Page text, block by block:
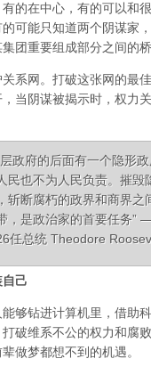
的在中心，有的可以和
可能只知道两个阴谋家
集团重要组成部分之间的
系网。打破这张网的最
当阴谋被揭示时，权力
政府的后面有一个隐形
民也不为人民负责。摧毁
斩断腐朽的政界和商界之
，是政治家的首要任务”
任总统 Theodore
己
够钻进计算机里，借助
破维系不公的权力和腐
做梦都想不到的机遇。